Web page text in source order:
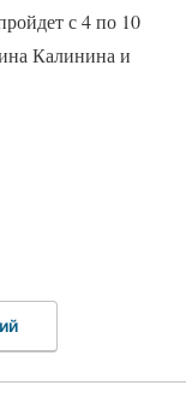
с 4 по 10
Калинина и